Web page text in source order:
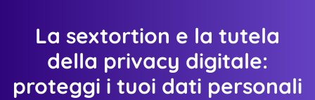
La sextortion e la tutela
della privacy digitale:
proteggi i tuoi dati personali